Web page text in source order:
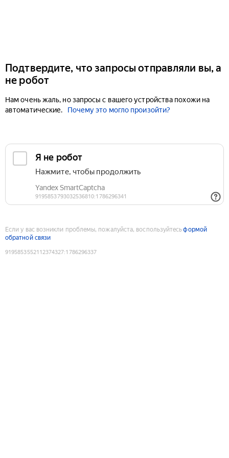
Подтвердите, что запросы отправляли вы, а
не робот
Нам очень жаль, но запросы с вашего устройства похожи на
автоматические.
Почему это могло произойти?
Если у вас возникли проблемы, пожалуйста, воспользуйтесьформой
обратной связи
9195853552112374327:1786296337